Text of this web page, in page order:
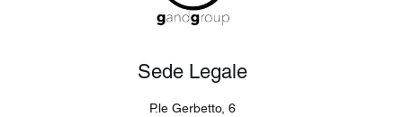
Sede Legale
P.le Gerbetto, 6